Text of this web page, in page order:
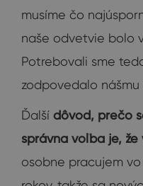
musíme čo
naše odvetvie bolo
Potrebovali sme
zodpovedalo nášmu
Ďalší dôvod, prečo
správna voľba je,
osobne pracujem